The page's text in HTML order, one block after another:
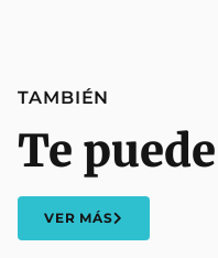
TAMBIÉN
Te
VER MÁS